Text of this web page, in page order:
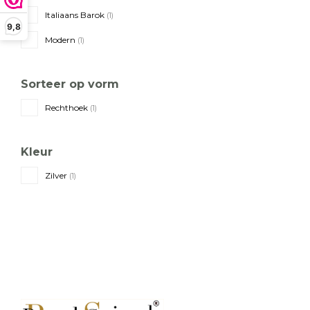
9,8
Italiaans Barok (1)
Modern (1)
Sorteer op vorm
Rechthoek (1)
Kleur
Zilver (1)